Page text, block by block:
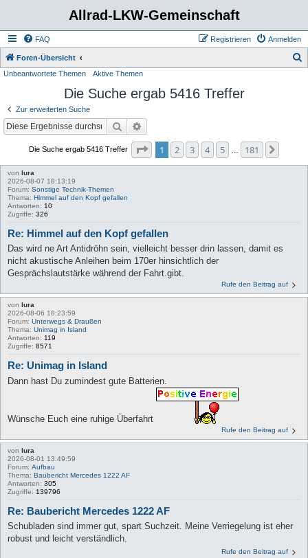
Allrad-LKW-Gemeinschaft
FAQ Anmelden
Registrieren
Foren-Übersicht
Unbeantwortete Themen Aktive Themen
Die Suche ergab 5416 Treffer
Zur erweiterten Suche
Suche
Die Suche ergab 5416 Treffer Seite von 181
1 2 3 4 5 181
von lura
2026-08-07 18:13:19
Forum: Sonstige Technik-Themen
Thema: Himmel auf den Kopf gefallen
Antworten: 10
Zugriffe: 326
Re: Himmel auf den Kopf gefallen
Das wird ne Art Antidröhn sein, vielleicht besser drin lassen, damit es
nicht akustische Anleihen beim 170er hinsichtlich der
Gesprächslautstärke während der Fahrt.gibt.
Rufe den Beitrag auf
von lura
2026-08-06 18:23:59
Forum: Unterwegs & Draußen
Thema: Unimag in Island
Antworten: 119
Zugriffe: 8571
Re: Unimag in Island
Dann hast Du zumindest gute Batterien.
Wünsche Euch eine ruhige Überfahrt
Rufe den Beitrag auf
von lura
2026-08-01 13:49:59
Forum: Aufbau
Thema: Baubericht Mercedes 1222 AF
Antworten: 305
Zugriffe: 139796
Re: Baubericht Mercedes 1222 AF
Schubladen sind immer gut, spart Suchzeit. Meine Verriegelung ist eher
robust und leicht verständlich.
Rufe den Beitrag auf